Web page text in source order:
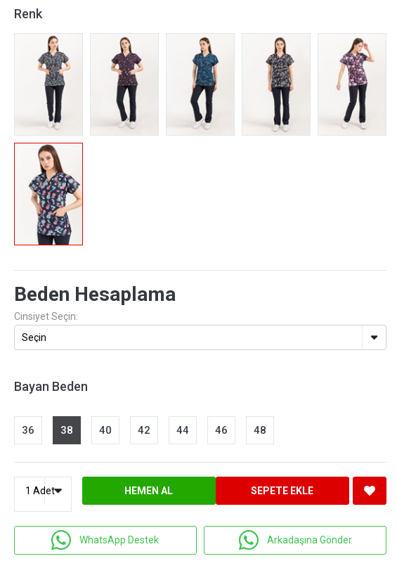
Renk
Beden Hesaplama
Cinsiyet Seçin:
Bayan Beden
36 38 40 42 44 46 48
HEMEN AL SEPETE EKLE
WhatsApp Destek Arkadaşına Gönder